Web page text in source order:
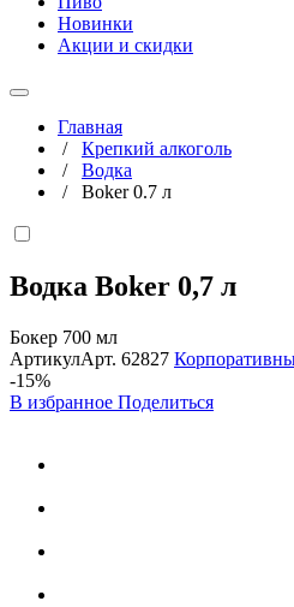
Новинки
Акции и скидки
Главная
/ Крепкий алкоголь
/ Водка
/ Boker 0.7 л
Водка Boker 0,7 л
Бокер 700 мл
АртикулАрт. 62827
-15%
В избранное Поделиться